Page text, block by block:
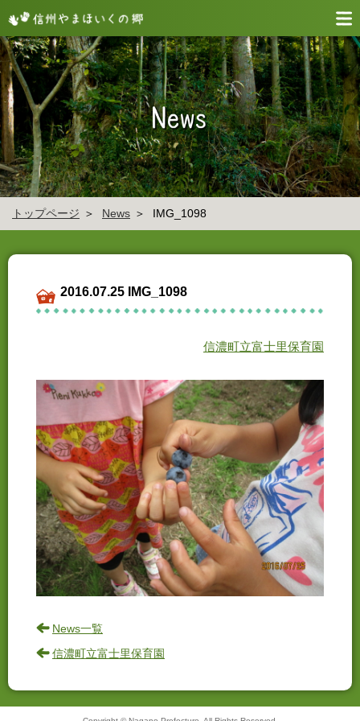
トップページ News IMG_1098
2016.07.25 IMG_1098
信濃町立富士里保育園
News一覧
信濃町立富士里保育園